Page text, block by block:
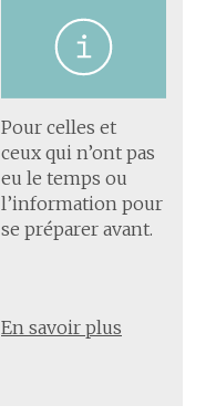
Pour celles et
ceux qui n’ont pas
eu le temps ou
l’information pour
se préparer avant.
En savoir plus